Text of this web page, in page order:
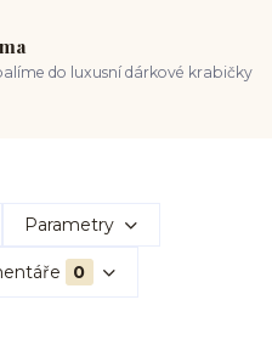
do luxusní dárkové krabičky
Parametry
0